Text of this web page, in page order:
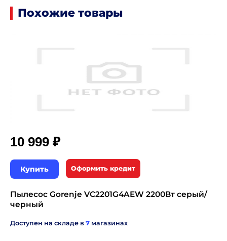
Похожие товары
10 999 ₽
Купить Оформить кредит
Пылесос Gorenje VC2201G4AEW 2200Вт серый/
черный
Доступен на складе в 7 магазинах